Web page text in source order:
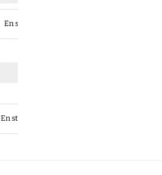
En stock 145
En stock 1031